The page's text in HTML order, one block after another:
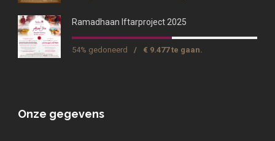
Ramadhaan Iftarproject 2025
54% gedoneerd / € 9.477 te gaan.
Onze gegevens